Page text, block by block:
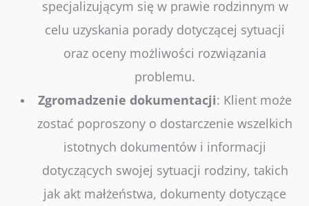
specjalizującym się w prawie rodzinnym w
celu uzyskania porady dotyczącej sytuacji
oraz oceny możliwości rozwiązania
problemu.
Zgromadzenie dokumentacji: Klient może
zostać poproszony o dostarczenie wszelkich
istotnych dokumentów i informacji
dotyczących swojej sytuacji rodziny, takich
jak akt małżeństwa, dokumenty dotyczące